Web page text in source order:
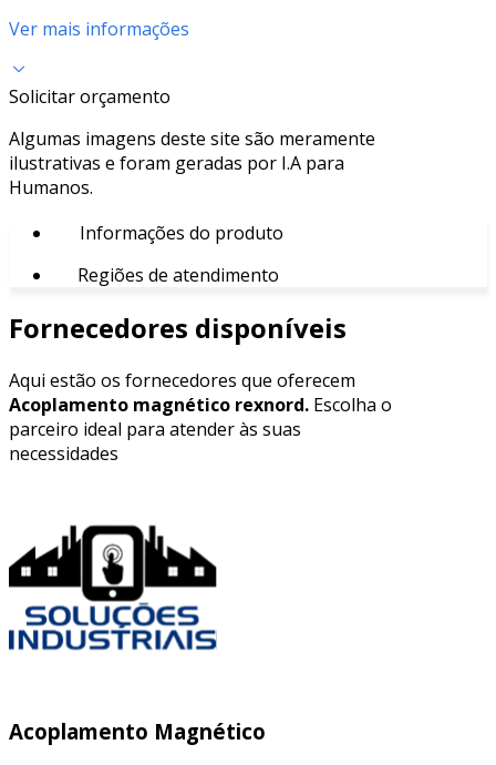
Ver mais informações
Solicitar orçamento
Algumas imagens deste site são meramente
ilustrativas e foram geradas por I.A para
Humanos.
Informações do produto
Regiões de atendimento
Fornecedores disponíveis
Aqui estão os fornecedores que oferecem
Acoplamento magnético rexnord. Escolha o
parceiro ideal para atender às suas
necessidades
Acoplamento Magnético